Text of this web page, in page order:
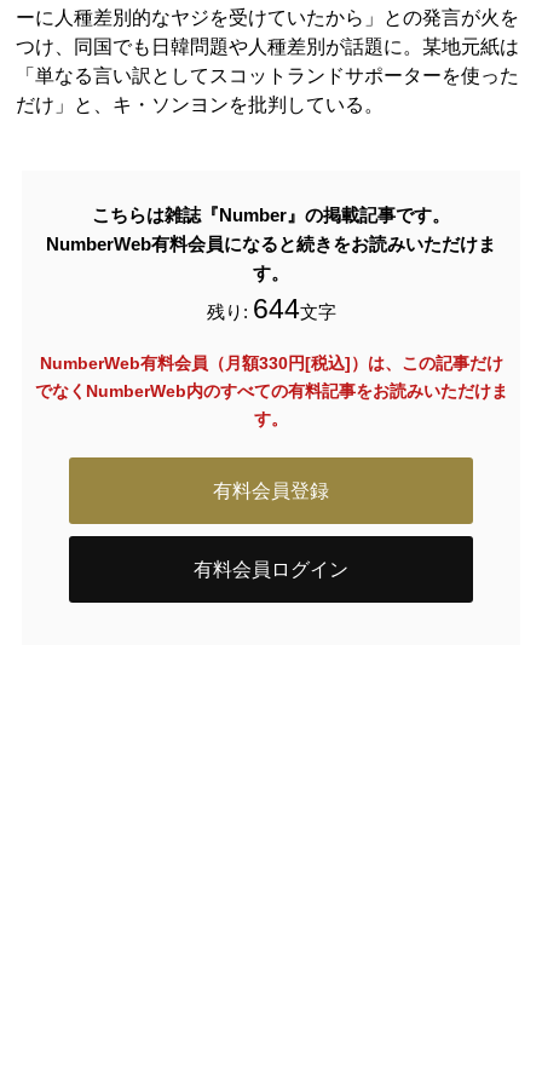
ーに人種差別的なヤジを受けていたから」との発言が火を
つけ、同国でも日韓問題や人種差別が話題に。某地元紙は
「単なる言い訳としてスコットランドサポーターを使った
だけ」と、キ・ソンヨンを批判している。
こちらは雑誌『Number』の掲載記事です。
NumberWeb有料会員になると続きをお読みいただけま
す。
残り: 644文字
NumberWeb有料会員（月額330円[税込]）は、この記事だけ
でなく NumberWeb内のすべての有料記事をお読みいただけま
す。
有料会員登録
有料会員ログイン